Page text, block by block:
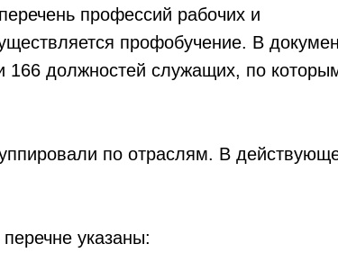
профессий рабочих и
профобучение. В
166 должностей служащих, по
по отраслям. В
указаны: